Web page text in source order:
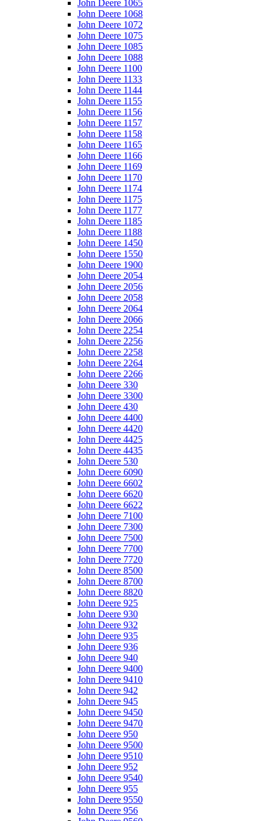
John Deere 1065
John Deere 1068
John Deere 1072
John Deere 1075
John Deere 1085
John Deere 1088
John Deere 1100
John Deere 1133
John Deere 1144
John Deere 1155
John Deere 1156
John Deere 1157
John Deere 1158
John Deere 1165
John Deere 1166
John Deere 1169
John Deere 1170
John Deere 1174
John Deere 1175
John Deere 1177
John Deere 1185
John Deere 1188
John Deere 1450
John Deere 1550
John Deere 1900
John Deere 2054
John Deere 2056
John Deere 2058
John Deere 2064
John Deere 2066
John Deere 2254
John Deere 2256
John Deere 2258
John Deere 2264
John Deere 2266
John Deere 330
John Deere 3300
John Deere 430
John Deere 4400
John Deere 4420
John Deere 4425
John Deere 4435
John Deere 530
John Deere 6090
John Deere 6602
John Deere 6620
John Deere 6622
John Deere 7100
John Deere 7300
John Deere 7500
John Deere 7700
John Deere 7720
John Deere 8500
John Deere 8700
John Deere 8820
John Deere 925
John Deere 930
John Deere 932
John Deere 935
John Deere 936
John Deere 940
John Deere 9400
John Deere 9410
John Deere 942
John Deere 945
John Deere 9450
John Deere 9470
John Deere 950
John Deere 9500
John Deere 9510
John Deere 952
John Deere 9540
John Deere 955
John Deere 9550
John Deere 956